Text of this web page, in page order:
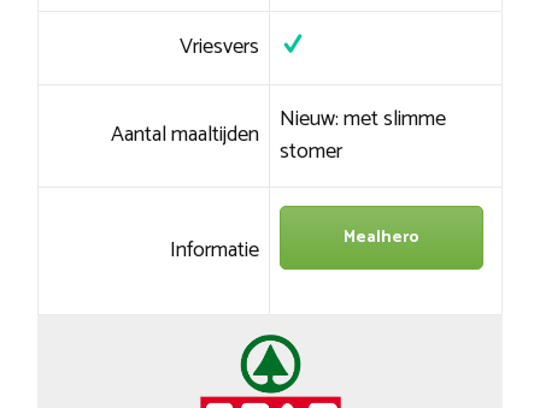
Vriesvers
Aantal maaltijden Nieuw: met slimme
stomer
Informatie Mealhero